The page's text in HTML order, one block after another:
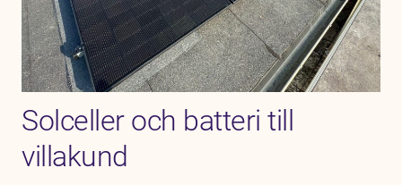
Solceller och batteri till
villakund